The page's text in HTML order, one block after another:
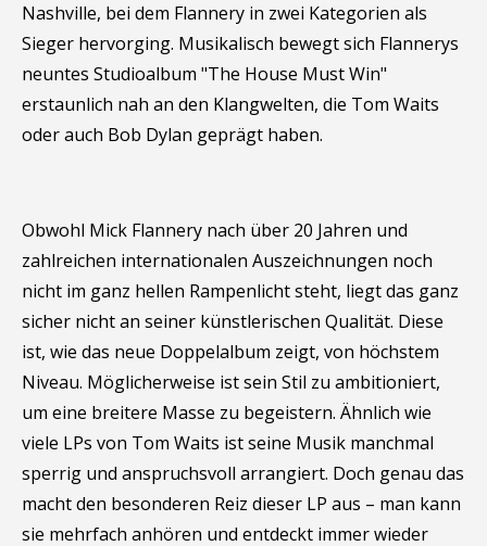
Nashville, bei dem Flannery in zwei Kategorien als
Sieger hervorging. Musikalisch bewegt sich Flannerys
neuntes Studioalbum "The House Must Win"
erstaunlich nah an den Klangwelten, die Tom Waits
oder auch Bob Dylan geprägt haben.
Obwohl Mick Flannery nach über 20 Jahren und
zahlreichen internationalen Auszeichnungen noch
nicht im ganz hellen Rampenlicht steht, liegt das ganz
sicher nicht an seiner künstlerischen Qualität. Diese
ist, wie das neue Doppelalbum zeigt, von höchstem
Niveau. Möglicherweise ist sein Stil zu ambitioniert,
um eine breitere Masse zu begeistern. Ähnlich wie
viele LPs von Tom Waits ist seine Musik manchmal
sperrig und anspruchsvoll arrangiert. Doch genau das
macht den besonderen Reiz dieser LP aus – man kann
sie mehrfach anhören und entdeckt immer wieder